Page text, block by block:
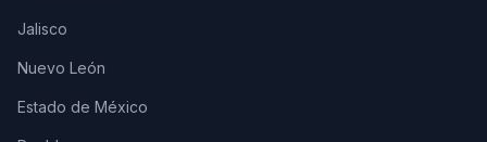
Jalisco
Nuevo León
Estado de México